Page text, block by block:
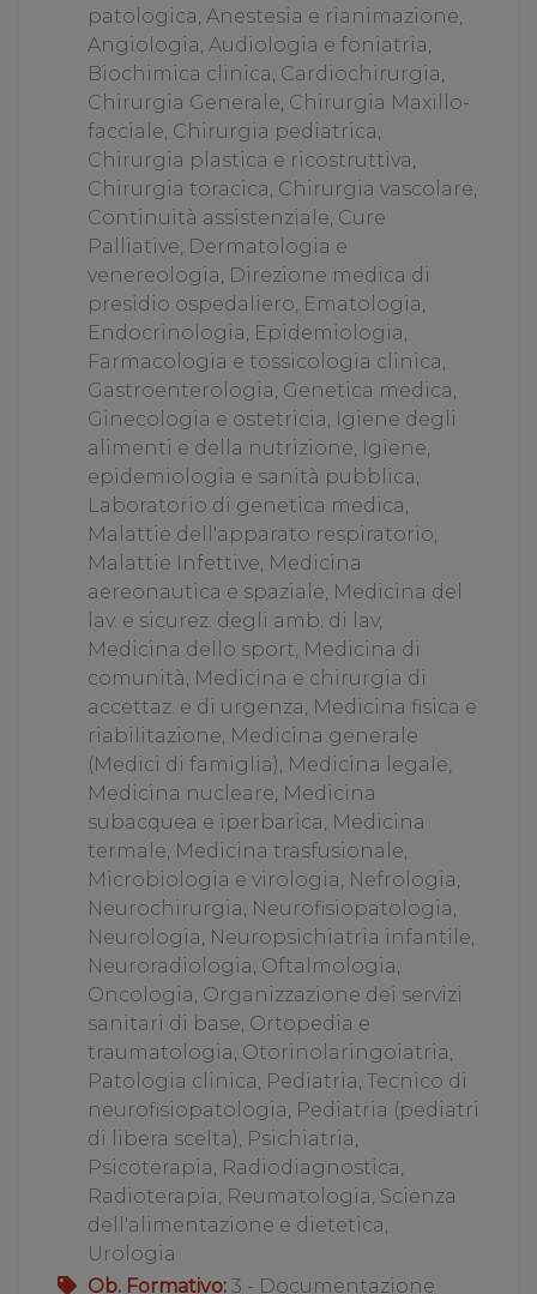
patologica, Anestesia e rianimazione,
Angiologia, Audiologia e foniatria,
Biochimica clinica, Cardiochirurgia,
Chirurgia Generale, Chirurgia Maxillo-
facciale, Chirurgia pediatrica,
Chirurgia plastica e ricostruttiva,
Chirurgia toracica, Chirurgia vascolare,
Continuità assistenziale, Cure
Palliative, Dermatologia e
venereologia, Direzione medica di
presidio ospedaliero, Ematologia,
Endocrinologia, Epidemiologia,
Farmacologia e tossicologia clinica,
Gastroenterologia, Genetica medica,
Ginecologia e ostetricia, Igiene degli
alimenti e della nutrizione, Igiene,
epidemiologia e sanità pubblica,
Laboratorio di genetica medica,
Malattie dell'apparato respiratorio,
Malattie Infettive, Medicina
aereonautica e spaziale, Medicina del
lav. e sicurez. degli amb. di lav,
Medicina dello sport, Medicina di
comunità, Medicina e chirurgia di
accettaz. e di urgenza, Medicina fisica e
riabilitazione, Medicina generale
(Medici di famiglia), Medicina legale,
Medicina nucleare, Medicina
subacquea e iperbarica, Medicina
termale, Medicina trasfusionale,
Microbiologia e virologia, Nefrologia,
Neurochirurgia, Neurofisiopatologia,
Neurologia, Neuropsichiatria infantile,
Neuroradiologia, Oftalmologia,
Oncologia, Organizzazione dei servizi
sanitari di base, Ortopedia e
traumatologia, Otorinolaringoiatria,
Patologia clinica, Pediatria, Tecnico di
neurofisiopatologia, Pediatria (pediatri
di libera scelta), Psichiatria,
Psicoterapia, Radiodiagnostica,
Radioterapia, Reumatologia, Scienza
dell'alimentazione e dietetica,
Urologia
Ob. Formativo: 3 - Documentazione